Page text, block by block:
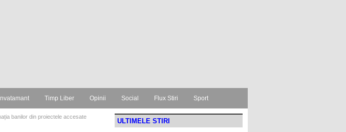
Timp Liber Opinii Social Flux Stiri Sport
banilor din proiectele accesate
ULTIMELE STIRI